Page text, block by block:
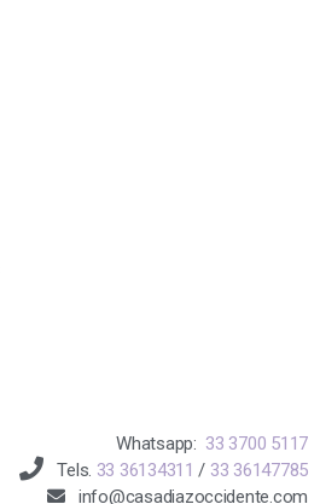
Whatsapp: 33 3700 5117
Tels. 33 36134311 / 33 36147785
info@casadiazoccidente.com